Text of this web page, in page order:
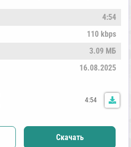
4:54
110 kbps
3.09 МБ
16.08.2025
4:54
Скачать